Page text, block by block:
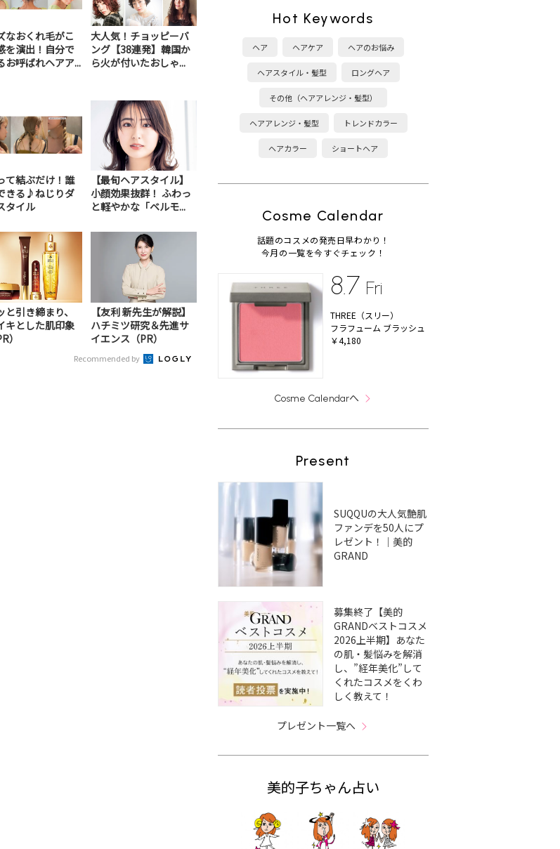
なおくれ毛がこ
を演出！自分で
お呼ばれヘアア...
大人気！チョッピーバ
ング【38連発】韓国か
ら火が付いたおしゃ...
て結ぶだけ！誰
きる♪ねじりダ
タイル
【最旬ヘアスタイル】
小顔効果抜群！ ふわっ
と軽やかな「ベルモ...
と引き締まり、
キとした肌印象
）
【友利 新先生が解説】
ハチミツ研究＆先進サ
イエンス（PR）
Recommended by
Hot Keywords
ヘア ヘアケア ヘアのお悩み
ヘアスタイル・髪型 ロングヘア
その他（ヘアアレンジ・髪型）
ヘアアレンジ・髪型 トレンドカラー
ヘアカラー ショートヘア
Cosme Calendar
話題のコスメの発売日早わかり！
今月の一覧を今すぐチェック！
8.7 Fri
THREE（スリー）
フラフューム ブラッシュ
￥4,180
Cosme Calendarへ
Present
SUQQUの大人気艶肌
ファンデを50人にプ
レゼント！｜美的
GRAND
募集終了【美的
GRANDベストコスメ
2026上半期】あなた
の肌・髪悩みを解消
し、”経年美化”して
くれたコスメをくわ
しく教えて！
プレゼント一覧へ
美的子ちゃん占い